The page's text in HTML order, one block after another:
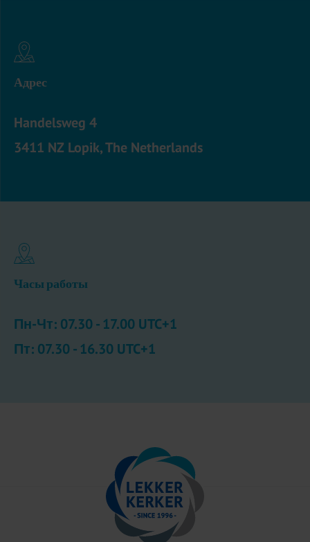
Адрес
Handelsweg 4
3411 NZ Lopik, The Netherlands
Часы работы
Пн-Чт: 07.30 - 17.00 UTC+1
Пт: 07.30 - 16.30 UTC+1